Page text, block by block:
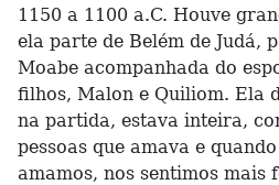
1150 a 1100 a.C. Houve
ela parte de Belém de Judá,
Moabe acompanhada do
filhos, Malon e Quiliom. Ela
na partida, estava inteira,
pessoas que amava e
amamos, nos sentimos mais